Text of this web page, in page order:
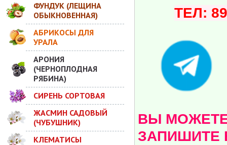
ФУНДУК (ЛЕЩИНА
ОБЫКНОВЕННАЯ)
АБРИКОСЫ ДЛЯ
УРАЛА
АРОНИЯ
(ЧЕРНОПЛОДНАЯ
РЯБИНА)
СИРЕНЬ СОРТОВАЯ
ЖАСМИН САДОВЫЙ
(ЧУБУШНИК)
КЛЕМАТИСЫ
ТЕЛ:
ВЫ МОЖЕТЕ
ЗАПИШИТЕ